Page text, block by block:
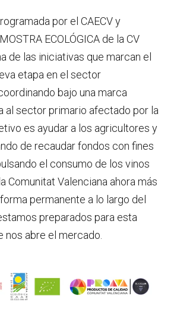
por el CAECV y
ECOLÓGICA de la CV
de las iniciativas que marcan el
etapa en el sector
bajo una marca
al sector primario afectado por la
es ayudar a los agricultores y
de recaudar fondos con fines
el consumo de los vinos
Comunitat Valenciana ahora más
permanente a lo largo del
preparados para esta
nos abre el mercado.